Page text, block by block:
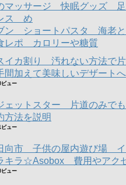
で
ま
す
)
マッサージ 快眠グッズ 足
ス め
ン ショートパスタ 海老と
レポ カロリーや糖質
イカ割り 汚れない方法で
間加えて美味しいデザートへ
ビュー
ェットスター 片道のみで
方法を説明
ビュー
向市 子供の屋内遊び場 イ
キラ☆Asobox 費用やアク
ビュー